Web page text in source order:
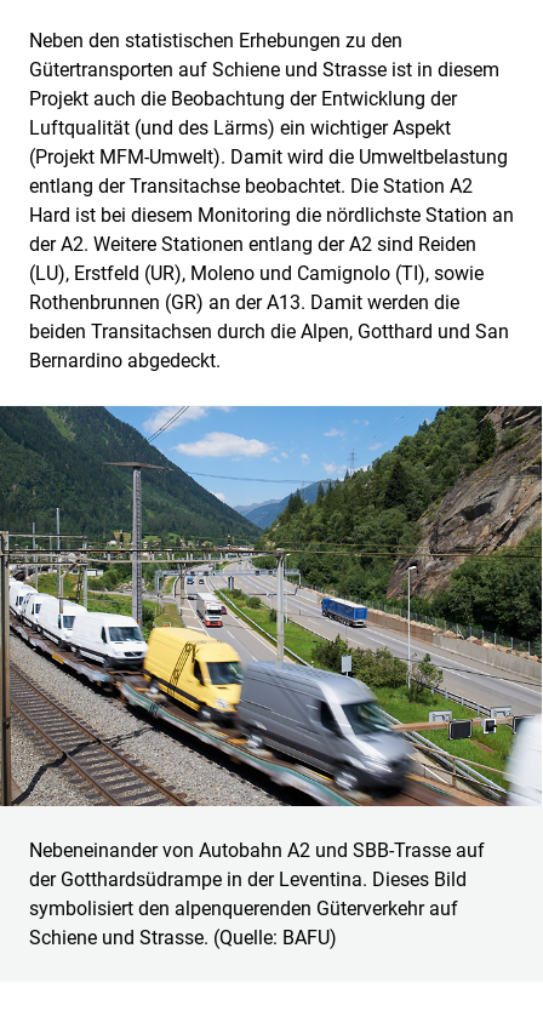
Neben den statistischen Erhebungen zu den
Gütertransporten auf Schiene und Strasse ist in diesem
Projekt auch die Beobachtung der Entwicklung der
Luftqualität (und des Lärms) ein wichtiger Aspekt
(Projekt MFM-Umwelt). Damit wird die Umweltbelastung
entlang der Transitachse beobachtet. Die Station A2
Hard ist bei diesem Monitoring die nördlichste Station an
der A2. Weitere Stationen entlang der A2 sind Reiden
(LU), Erstfeld (UR), Moleno und Camignolo (TI), sowie
Rothenbrunnen (GR) an der A13. Damit werden die
beiden Transitachsen durch die Alpen, Gotthard und San
Bernardino abgedeckt.
Nebeneinander von Autobahn A2 und SBB-Trasse auf
der Gotthardsüdrampe in der Leventina. Dieses Bild
symbolisiert den alpenquerenden Güterverkehr auf
Schiene und Strasse. (Quelle: BAFU)